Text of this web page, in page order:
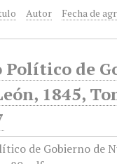
Autor Fecha de
Político de
1845,